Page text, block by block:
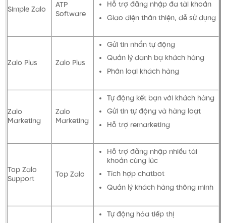
Simple Zalo
ATP
Software
Hỗ trợ đăng nhập đa tài khoản
Giao diện thân thiện, dễ sử dụng
Zalo Plus Zalo Plus
Gửi tin nhắn tự động
Quản lý danh bạ khách hàng
Phân loại khách hàng
Zalo
Marketing
Zalo
Marketing
Tự động kết bạn với khách hàng
Gửi tin tự động và hàng loạt
Hỗ trợ remarketing
Top Zalo
Support
Top Zalo
Hỗ trợ đăng nhập nhiều tài
khoản cùng lúc
Tích hợp chatbot
Quản lý khách hàng thông minh
Tự động hóa tiếp thị